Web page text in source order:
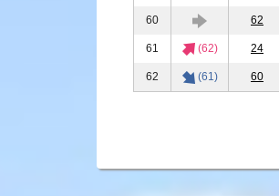
60 62
61 (62) 24
62 (61) 60